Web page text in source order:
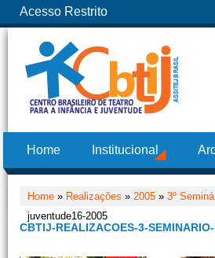
Acesso Restrito
Home Institucional
Home » Realizações » 2005 » 3º
juventude16-2005
CBTIJ-REALIZACOES-3-